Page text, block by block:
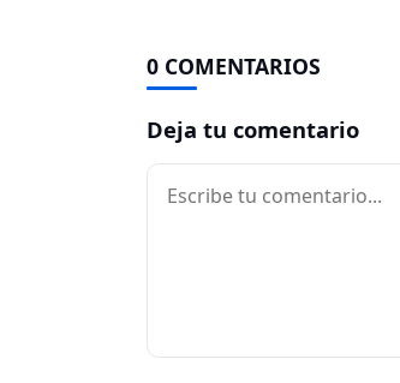
0 COMENTARIOS
Deja tu comentario
Comentario